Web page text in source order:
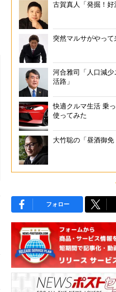
古賀真人「発掘！好
突然マルサがやって
河合雅司「人口減少
活路」
快適クルマ生活 乗っ
使ってみた
大竹聡の「昼酒御免
フォロー